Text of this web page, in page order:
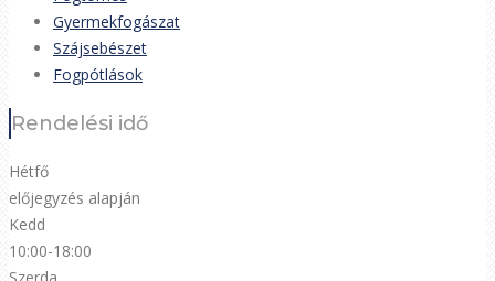
Gyermekfogászat
Szájsebészet
Fogpótlások
Rendelési idő
Hétfő
előjegyzés alapján
Kedd
10:00-18:00
Szerda